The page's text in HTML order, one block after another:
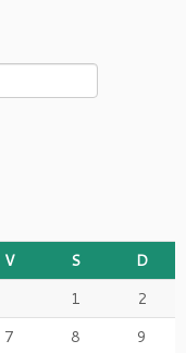
V S
D
1
2
7 8
9